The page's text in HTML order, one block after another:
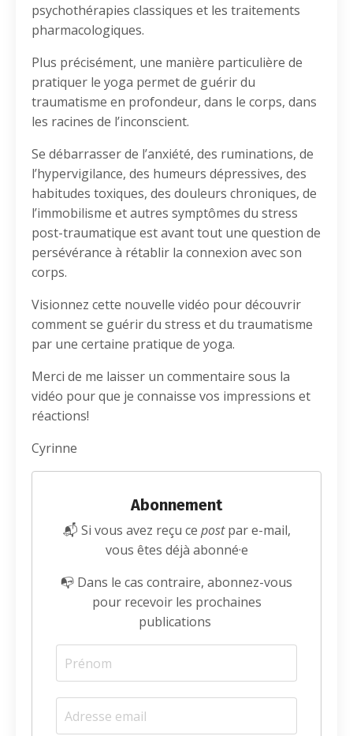
psychothérapies classiques et les traitements
pharmacologiques.
Plus précisément, une manière particulière de
pratiquer le yoga permet de guérir du
traumatisme en profondeur, dans le corps, dans
les racines de l’inconscient.
Se débarrasser de l’anxiété, des ruminations, de
l’hypervigilance, des humeurs dépressives, des
habitudes toxiques, des douleurs chroniques, de
l’immobilisme et autres symptômes du stress
post-traumatique est avant tout une question de
persévérance à rétablir la connexion avec son
corps.
Visionnez cette nouvelle vidéo pour découvrir
comment se guérir du stress et du traumatisme
par une certaine pratique de yoga.
Merci de me laisser un commentaire sous la
vidéo pour que je connaisse vos impressions et
réactions!
Cyrinne
Abonnement
📬 Si vous avez reçu ce postpar e-mail,
vous êtes déjà abonné·e
📭 Dans le cas contraire, abonnez-vous
pour recevoir les prochaines
publications